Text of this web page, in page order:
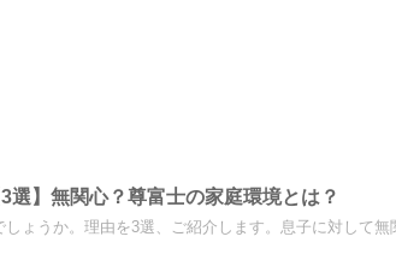
】無関心？尊富士の家庭環境とは？
ょうか。理由を3選、ご紹介します。息子に対して